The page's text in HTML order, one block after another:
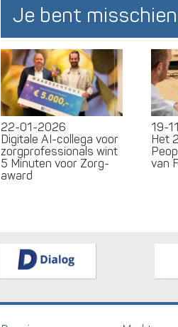
Je bent
22-01-2026
Digitale AI-collega voor
zorgprofessionals wint
5 Minuten voor Zorg-
award
19-
Het
van